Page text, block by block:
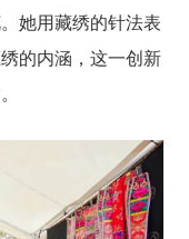
她用藏绣的针法表
的内涵，这一创新